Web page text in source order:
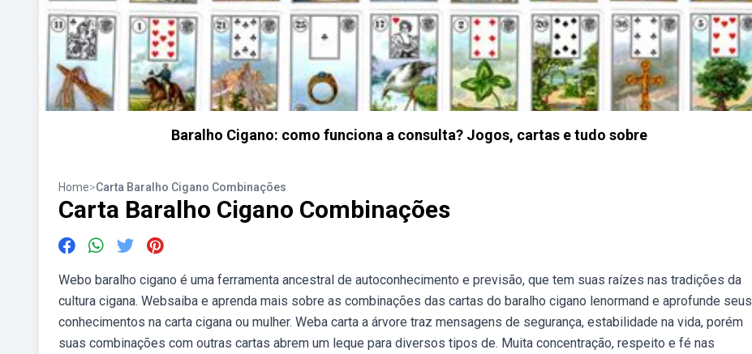
Baralho Cigano: como funciona a consulta? Jogos, cartas e tudo sobre
Home>Carta Baralho Cigano Combinações
Carta Baralho Cigano Combinações
Webo baralho cigano é uma ferramenta ancestral de autoconhecimento e previsão, que tem suas raízes nas tradições da
cultura cigana. Websaiba e aprenda mais sobre as combinações das cartas do baralho cigano lenormand e aprofunde seus
conhecimentos na carta cigana ou mulher. Weba carta a árvore traz mensagens de segurança, estabilidade na vida, porém
suas combinações com outras cartas abrem um leque para diversos tipos de. Muita concentração, respeito e fé nas